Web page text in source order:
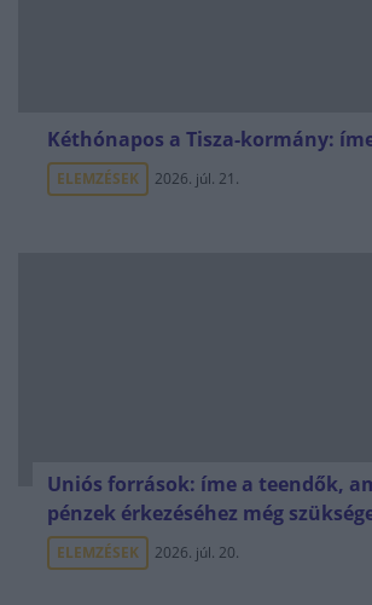
Kéthónapos a Tisza-kormány:
ELEMZÉSEK 2026. júl. 21.
Uniós források: íme a teendők,
pénzek érkezéséhez még
ELEMZÉSEK 2026. júl. 20.